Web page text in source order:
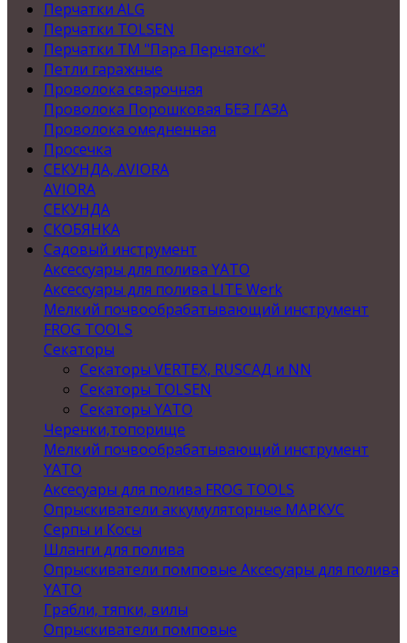
Перчатки ALG
Перчатки TOLSEN
Перчатки ТМ "Пара Перчаток"
Петли гаражные
Проволока сварочная
Проволока Порошковая БЕЗ ГАЗА
Проволока омедненная
Просечка
СЕКУНДА, AVIORA
AVIORA
СЕКУНДА
СКОБЯНКА
Садовый инструмент
Аксессуары для полива YATO
Аксессуары для полива LITE Werk
Мелкий почвообрабатывающий инструмент
FROG TOOLS
Секаторы
Секаторы VERTEX, RUSСАД и NN
Секаторы TOLSEN
Секаторы YATO
Черенки,топорище
Мелкий почвообрабатывающий инструмент
YATO
Аксесуары для полива FROG TOOLS
Опрыскиватели аккумуляторные МАРКУС
Серпы и Косы
Шланги для полива
Опрыскиватели помповые Аксесуары для полива
YATO
Грабли, тяпки, вилы
Опрыскиватели помповые